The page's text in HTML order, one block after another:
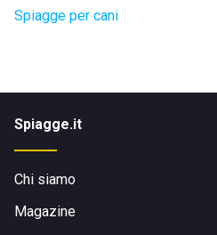
Spiagge per cani
Spiagge.it
Chi siamo
Magazine